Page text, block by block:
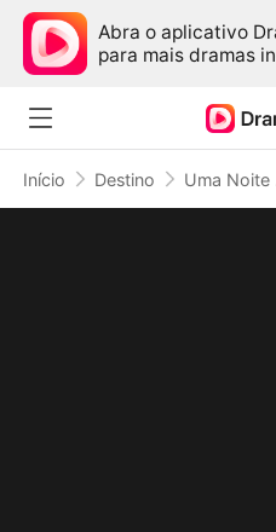
Abra o aplicativo
para mais dramas
Início Destino